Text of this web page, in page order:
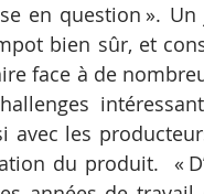
en question ».
bien sûr, et
face à de
avec les
du produit.  «